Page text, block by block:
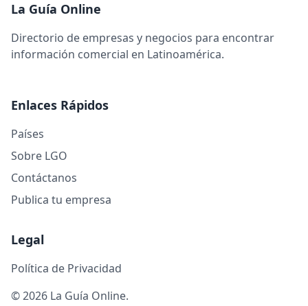
La Guía Online
Directorio de empresas y negocios para encontrar
información comercial en Latinoamérica.
Enlaces Rápidos
Países
Sobre LGO
Contáctanos
Publica tu empresa
Legal
Política de Privacidad
© 2026 La Guía Online.